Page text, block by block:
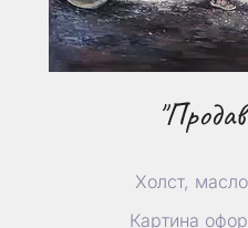
Холст,
Картина